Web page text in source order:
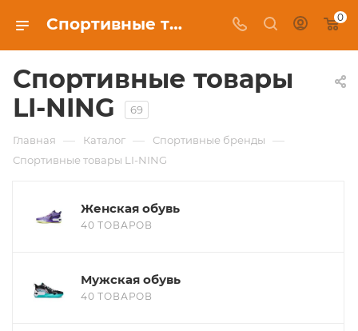
Спортивные товары LI-NING в Красноярске, купить в интернет-магазине c бесплатной доставкой 0
Спортивные товары
LI-NING
69
Главная — Каталог — Спортивные бренды —
Спортивные товары LI-NING
Женская обувь
40 ТОВАРОВ
Мужская обувь
40 ТОВАРОВ